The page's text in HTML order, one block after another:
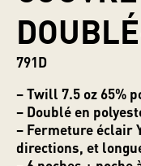
791D
– Twill 7.5 oz 65%
– Doublé en
– Fermeture éclair
directions, et